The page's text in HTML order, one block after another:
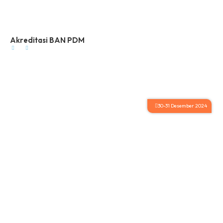
Akreditasi BAN PDM
30-31 Desember 2024